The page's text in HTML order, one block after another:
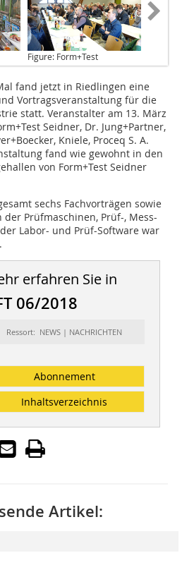
Figure: Form+Test
fand jetzt in Riedlingen eine
Vortragsveranstaltung für die
statt. Veranstalter am 13. März
Seidner, Dr. Jung+Partner,
Kniele, Proceq S. A.
fand wie gewohnt in den
von Form+Test Seidner
sechs Fachvorträgen sowie
Prüfmaschinen, Prüf-, Mess-
Labor- und Prüf-Software war
erfahren Sie in
06/2018
Ressort: NEWS | NACHRICHTEN
Abonnement
Inhaltsverzeichnis
Artikel: